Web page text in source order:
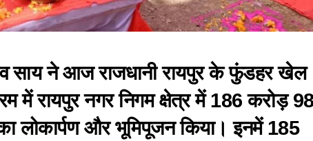
साय ने आज राजधानी रायपुर के फुंडहर खेल
में रायपुर नगर निगम क्षेत्र में 186 करोड़
लोकार्पण और भूमिपूजन किया। इनमें 185